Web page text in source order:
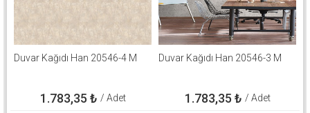
Duvar Kağıdı Han 20546-4 M
1.783,35 ₺ / Adet
Duvar Kağıdı Han 20546-3 M
1.783,35 ₺ / Adet